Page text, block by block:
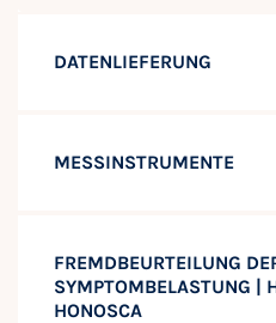
DATENLIEFERUNG
MESSINSTRUMENTE
FREMDBEURTEILUNG
SYMPTOMBELASTUNG |
HONOSCA